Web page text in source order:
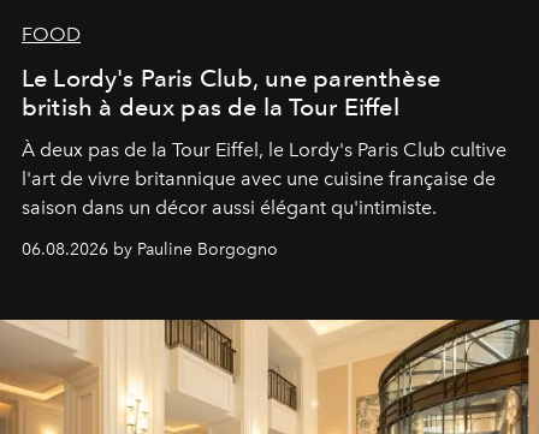
FOOD
Le Lordy's Paris Club, une parenthèse
british à deux pas de la Tour Eiffel
À deux pas de la Tour Eiffel, le Lordy's Paris Club cultive
l'art de vivre britannique avec une cuisine française de
saison dans un décor aussi élégant qu'intimiste.
06.08.2026 by Pauline Borgogno